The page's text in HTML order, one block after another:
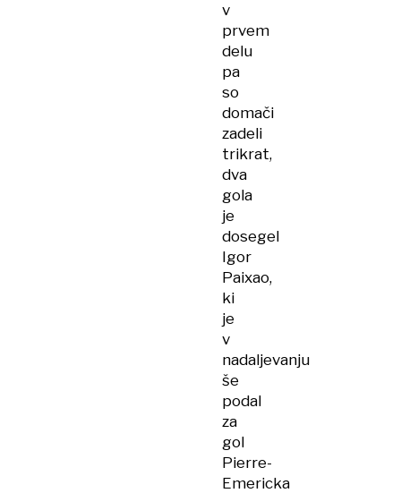
v
prvem
delu
pa
so
domači
zadeli
trikrat,
dva
gola
je
dosegel
Igor
Paixao,
ki
je
v
nadaljevanju
še
podal
za
gol
Pierre-
Emericka